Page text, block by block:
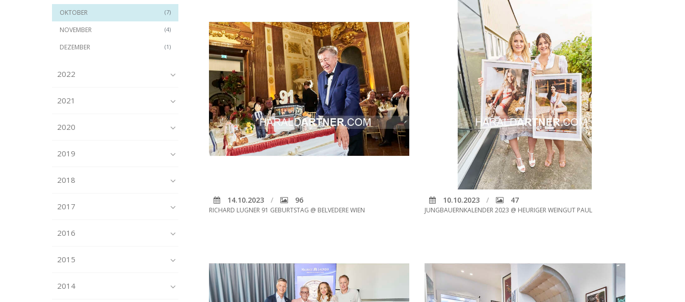
(7)
OKTOBER
(4)
NOVEMBER
(1)
DEZEMBER
2022
2021
2020
2019
2018
2017
2016
2015
2014
14.10.2023 96
RICHARD LUGNER 91 GEBURTSTAG @ BELVEDERE WIEN
10.10.2023 47
JUNGBAUERNKALENDER 2023 @ HEURIGER WEINGUT PAUL